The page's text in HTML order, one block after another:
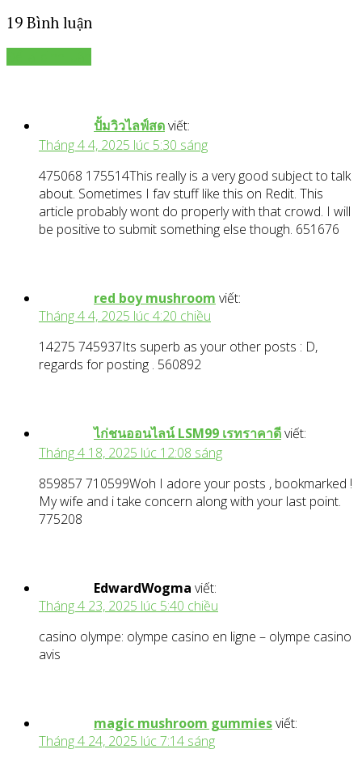
19 Bình luận
ปั้มวิวไลฟ์สดviết:
Tháng 4 4, 2025 lúc 5:30 sáng
475068 175514This really is a very good subject to talk
about. Sometimes I fav stuff like this on Redit. This
article probably wont do properly with that crowd. I will
be positive to submit something else though. 651676
red boy mushroom viết:
Tháng 4 4, 2025 lúc 4:20 chiều
14275 745937Its superb as your other posts : D,
regards for posting . 560892
ไก่ชนออนไลน์ LSM99 เรทราคาดีviết:
Tháng 4 18, 2025 lúc 12:08 sáng
859857 710599Woh I adore your posts , bookmarked !
My wife and i take concern along with your last point.
775208
EdwardWogma viết:
Tháng 4 23, 2025 lúc 5:40 chiều
casino olympe: olympe casino en ligne – olympe casino
avis
magic mushroom gummiesviết:
Tháng 4 24, 2025 lúc 7:14 sáng